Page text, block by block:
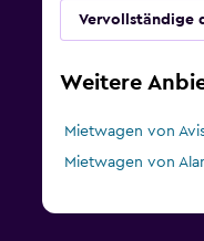
Vervollständige
Weitere
Mietwagen von
Mietwagen von